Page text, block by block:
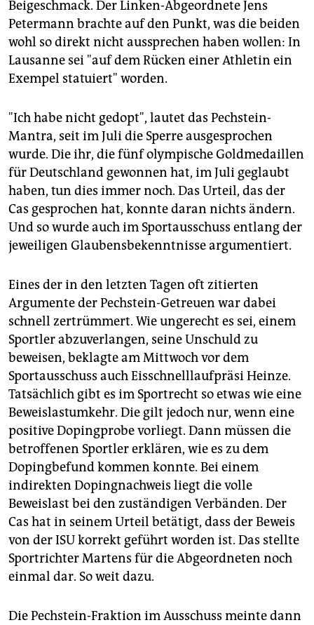
Beigeschmack. Der Linken-Abgeordnete Jens
Petermann brachte auf den Punkt, was die beiden
wohl so direkt nicht aussprechen haben wollen: In
Lausanne sei "auf dem Rücken einer Athletin ein
Exempel statuiert" worden.
"Ich habe nicht gedopt", lautet das Pechstein-
Mantra, seit im Juli die Sperre ausgesprochen
wurde. Die ihr, die fünf olympische Goldmedaillen
für Deutschland gewonnen hat, im Juli geglaubt
haben, tun dies immer noch. Das Urteil, das der
Cas gesprochen hat, konnte daran nichts ändern.
Und so wurde auch im Sportausschuss entlang der
jeweiligen Glaubensbekenntnisse argumentiert.
Eines der in den letzten Tagen oft zitierten
Argumente der Pechstein-Getreuen war dabei
schnell zertrümmert. Wie ungerecht es sei, einem
Sportler abzuverlangen, seine Unschuld zu
beweisen, beklagte am Mittwoch vor dem
Sportausschuss auch Eisschnelllaufpräsi Heinze.
Tatsächlich gibt es im Sportrecht so etwas wie eine
Beweislastumkehr. Die gilt jedoch nur, wenn eine
positive Dopingprobe vorliegt. Dann müssen die
betroffenen Sportler erklären, wie es zu dem
Dopingbefund kommen konnte. Bei einem
indirekten Dopingnachweis liegt die volle
Beweislast bei den zuständigen Verbänden. Der
Cas hat in seinem Urteil betätigt, dass der Beweis
von der ISU korrekt geführt worden ist. Das stellte
Sportrichter Martens für die Abgeordneten noch
einmal dar. So weit dazu.
Die Pechstein-Fraktion im Ausschuss meinte dann